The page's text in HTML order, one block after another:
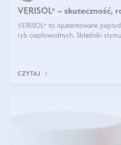
VERISOL® – skuteczność,
VERISOL® to opatentowane
ryb ciepłowodnych. Składniki stymulują fibroblasty do
CZYTAJ